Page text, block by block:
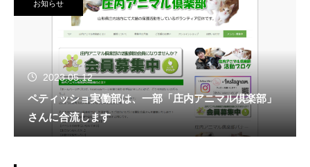
お知らせ
2023.05.12
ペティッショ実働部は、一部「庄内アニマル倶楽部」
さんに合流します